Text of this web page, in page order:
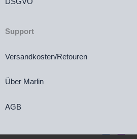
Support
Versandkosten/Retouren
Über Marlin
AGB